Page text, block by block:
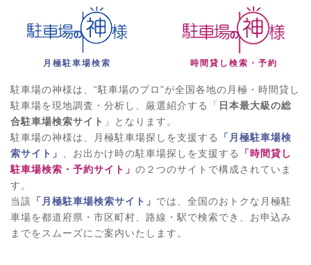
月極駐車場検索 時間貸し検索・予約
駐車場の神様は、“駐車場のプロ”が全国各地の月極・時間貸し
駐車場を現地調査・分析し、厳選紹介する「 日本最大級の総
合駐車場検索サイト 」となります。
駐車場の神様は、月極駐車場探しを支援する
「月極駐車場検
索サイト」
、お出かけ時の駐車場探しを支援する
「時間貸し
駐車場検索・予約サイト」 の２つのサイトで構成されていま
す。
当該 「月極駐車場検索サイト」 では、全国のおトクな月極駐
車場を都道府県・市区町村、路線・駅で検索でき、お申込み
までをスムーズにご案内いたします。